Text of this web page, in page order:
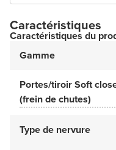
Caractéristiques
Caractéristiques du
Gamme
Portes/tiroir Soft
(frein de chutes)
Type de nervure